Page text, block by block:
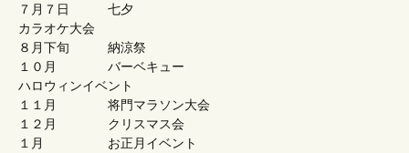
７月７日 七夕
カラオケ大会
８月下旬 納涼祭
１０月 バーベキュー
ハロウィンイベント
１１月 将門マラソン大会
１２月 クリスマス会
１月 お正月イベント